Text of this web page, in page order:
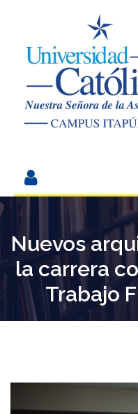
Nuevos
la carrera
Trabajo